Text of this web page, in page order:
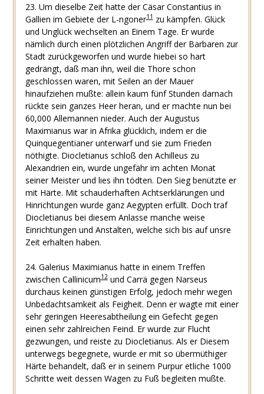
23. Um dieselbe Zeit hatte der Cäsar Constantius in
Gallien im Gebiete der L-ngoner11zu kämpfen. Glück
und Unglück wechselten an Einem Tage. Er wurde
nämlich durch einen plötzlichen Angriff der Barbaren zur
Stadt zurückgeworfen und wurde hiebei so hart
gedrängt, daß man ihn, weil die Thore schon
geschlossen waren, mit Seilen an der Mauer
hinaufziehen mußte: allein kaum fünf Stunden darnach
rückte sein ganzes Heer heran, und er machte nun bei
60,000 Allemannen nieder. Auch der Augustus
Maximianus war in Afrika glücklich, indem er die
Quinquegentianer unterwarf und sie zum Frieden
nöthigte. Diocletianus schloß den Achilleus zu
Alexandrien ein, wurde ungefähr im achten Monat
seiner Meister und lies ihn tödten. Den Sieg benützte er
mit Härte. Mit schauderhaften Achtserklärungen und
Hinrichtungen wurde ganz Aegypten erfüllt. Doch traf
Diocletianus bei diesem Anlasse manche weise
Einrichtungen und Anstalten, welche sich bis auf unsre
Zeit erhalten haben.
24. Galerius Maximianus hatte in einem Treffen
zwischen Callinicum12und Carrä gegen Narseus
durchaus keinen günstigen Erfolg, jedoch mehr wegen
Unbedachtsamkeit als Feigheit. Denn er wagte mit einer
sehr geringen Heeresabtheilung ein Gefecht gegen
einen sehr zahlreichen Feind. Er wurde zur Flucht
gezwungen, und reiste zu Diocletianus. Als er Diesem
unterwegs begegnete, wurde er mit so übermüthiger
Härte behandelt, daß er in seinem Purpur etliche 1000
Schritte weit dessen Wagen zu Fuß begleiten mußte.